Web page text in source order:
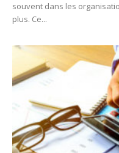
souvent dans les
plus. Ce...